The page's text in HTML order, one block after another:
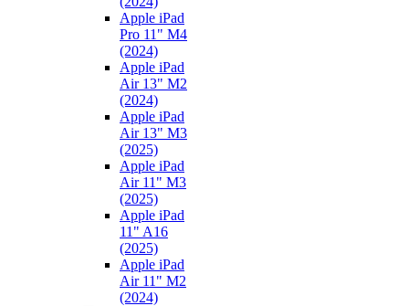
Apple iPad
Pro 11" M4
(2024)
Apple iPad
Air 13" M2
(2024)
Apple iPad
Air 13" M3
(2025)
Apple iPad
Air 11" M3
(2025)
Apple iPad
11" A16
(2025)
Apple iPad
Air 11" M2
(2024)